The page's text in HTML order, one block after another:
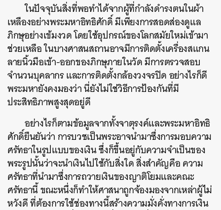
ในปัจจุบันสิ่งที่พอทำได้จากผู้ที่กำลังดำรงตนในผ้า
เหลืองอย่างพระมหาอิทธิศักดิ์ มีเพียงการสอดส่องดูแล
ภิกษุอย่างเข้มงวด โดยใช้อุปกรณ์ของโลกสมัยใหม่เข้ามา
ช่วยเหลือ ในบางศาสนสถานอาจมีการติดตั้งเครื่องสแกน
ลายนิ้วมือเข้า-ออกของภิกษุภายในวัด มีการตรวจสอบ
จำนวนบุคลากร และการติดตั้งกล้องวงจรปิด อย่างไรก็ดี
พระมหายังคงมองว่า นี่ยังไม่ใช่วิธีการป้องกันที่มี
ประสิทธิภาพสูงสุดอยู่ดี
อย่างไรก็ตามข้อมูลจากทั้งจาตุรงค์และพระมหาอิทธิ
ศักดิ์ยืนยันว่า การบวชเป็นพระอาจนำมาซึ่งการมอบความ
ศรัทธาในรูปแบบของเงิน ซึ่งก็ขึ้นอยู่กับความจำเป็นของ
พระรูปนั้นว่าจะนำเงินไปใช้กับสิ่งใด สิ่งสำคัญคือ ความ
ศรัทธาที่นำมาซึ่งการถวายเงินของญาติโยมและคณะ
ศรัทธานี้ ขณะหนึ่งก็ทำให้ศาสนาถูกจ้องมองจากเหล่าผู้ไม่
หวังดี ที่ต้องการใช้ช่องทางนี้สร้างความมั่งคั่งทางการเงิน